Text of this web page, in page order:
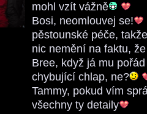
mohl vzít vážně
Bosi, neomlouvej se!
pěstounské péče,
nic nemění na faktu,
Bree, když já mu
chybující chlap, ne?
Tammy, pokud vím
všechny ty detaily